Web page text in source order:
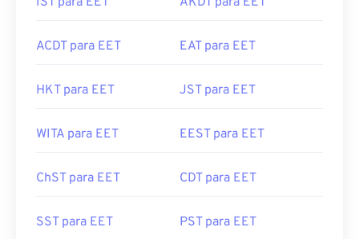
ACDT para EET EAT para EET
HKT para EET JST para EET
WITA para EET EEST para EET
ChST para EET CDT para EET
SST para EET PST para EET